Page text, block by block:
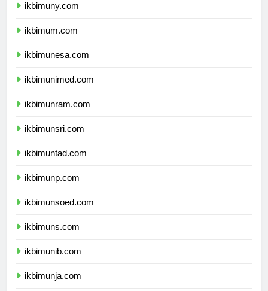
ikbimuny.com
ikbimum.com
ikbimunesa.com
ikbimunimed.com
ikbimunram.com
ikbimunsri.com
ikbimuntad.com
ikbimunp.com
ikbimunsoed.com
ikbimuns.com
ikbimunib.com
ikbimunja.com